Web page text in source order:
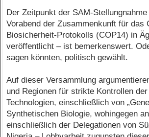
Der Zeitpunkt der SAM-
Vorabend der Zusammenkunft für das
Biosicherheit-Protokolls (COP14) in
veröffentlicht – ist bemerkenswert.
sagen könnten, politisch gewählt.
Auf dieser Versammlung
und Regionen für strikte Kontrollen der
Technologien, einschließlich von
Synthetischen Biologie, wohingegen
einschließlich der Delegationen von